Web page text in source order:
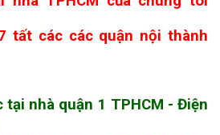
tất các các quận nội thành
nhà quận 1 TPHCM - Điện